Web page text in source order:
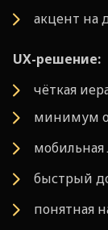
акцент на
UX-решение:
чёткая
минимум
мобильная
быстрый
понятная